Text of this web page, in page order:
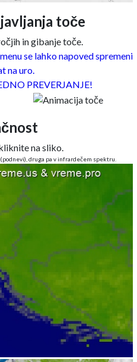
toče
in gibanje toče.
se lahko napoved spremeni
na uro.
PREVERJANJE!
na sliko.
druga pa v infrardečem spektru.